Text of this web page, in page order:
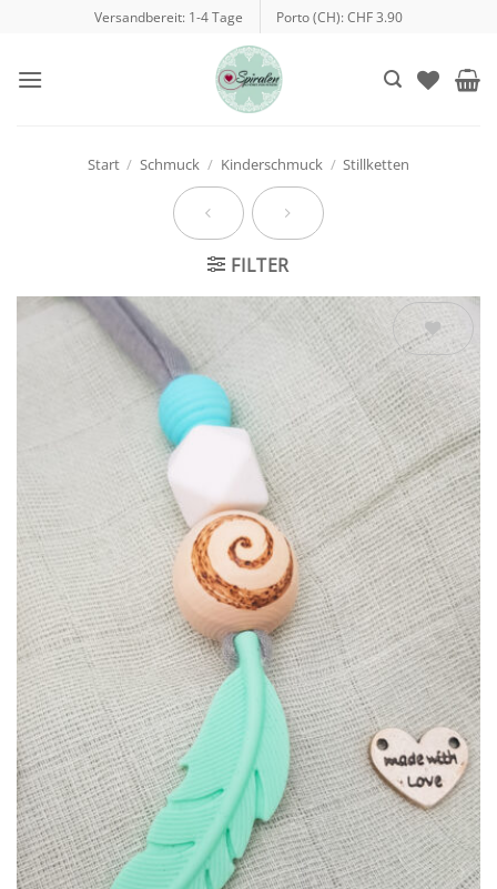
springen
Versandbereit: 1-4 Tage Porto (CH): CHF 3.90
Start / Schmuck / Kinderschmuck / Stillketten
FILTER
Auf die
Wunschliste